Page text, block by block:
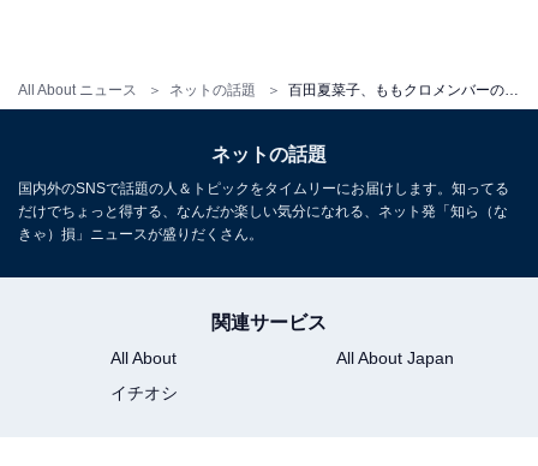
All About ニュース ネットの話題
ネットの話題
国内外のSNSで話題の人＆トピックをタイムリーにお届けします。知ってる
だけでちょっと得する、なんだか楽しい気分になれる、ネット発「知ら（な
きゃ）損」ニュースが盛りだくさん。
関連サービス
All About
All About Japan
イチオシ